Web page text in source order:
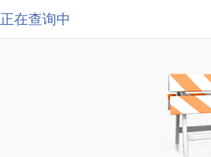
正在查询中